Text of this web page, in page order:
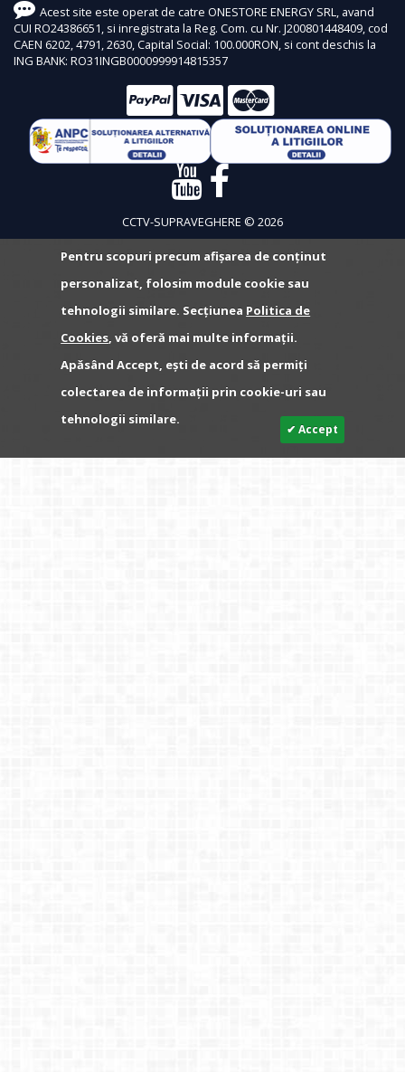
Acest site este operat de catre ONESTORE ENERGY SRL, avand
CUI RO24386651, si inregistrata la Reg. Com. cu Nr. J200801448409, cod
CAEN 6202, 4791, 2630, Capital Social: 100.000RON, si cont deschis la
ING BANK: RO31INGB0000999914815357
CCTV-SUPRAVEGHERE © 2026
Pentru scopuri precum afișarea de conținut
personalizat, folosim module cookie sau
tehnologii similare. Secțiunea Politica de
Cookies, vă oferă mai multe informații.
Apăsând Accept, ești de acord să permiți
colectarea de informații prin cookie-uri sau
tehnologii similare.
✔ Accept